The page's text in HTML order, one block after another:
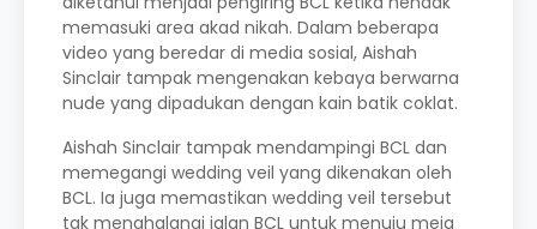
memasuki area akad nikah. Dalam beberapa
video yang beredar di media sosial, Aishah
Sinclair tampak mengenakan kebaya berwarna
nude yang dipadukan dengan kain batik coklat.
Aishah Sinclair tampak mendampingi BCL dan
memegangi wedding veil yang dikenakan oleh
BCL. Ia juga memastikan wedding veil tersebut
tak menghalangi jalan BCL untuk menuju meja